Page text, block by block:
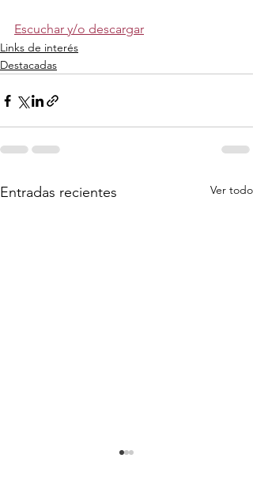
Escuchar y/o descargar
Links de interés
Destacadas
Entradas recientes Ver todo